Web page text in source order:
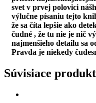
svet v prvej polovici
výlučne písaniu tejto
že sa číta lepšie ako
čudné , že tu nie je nič
najmenšieho detailu sa
Pravda je niekedy
Súvisiace